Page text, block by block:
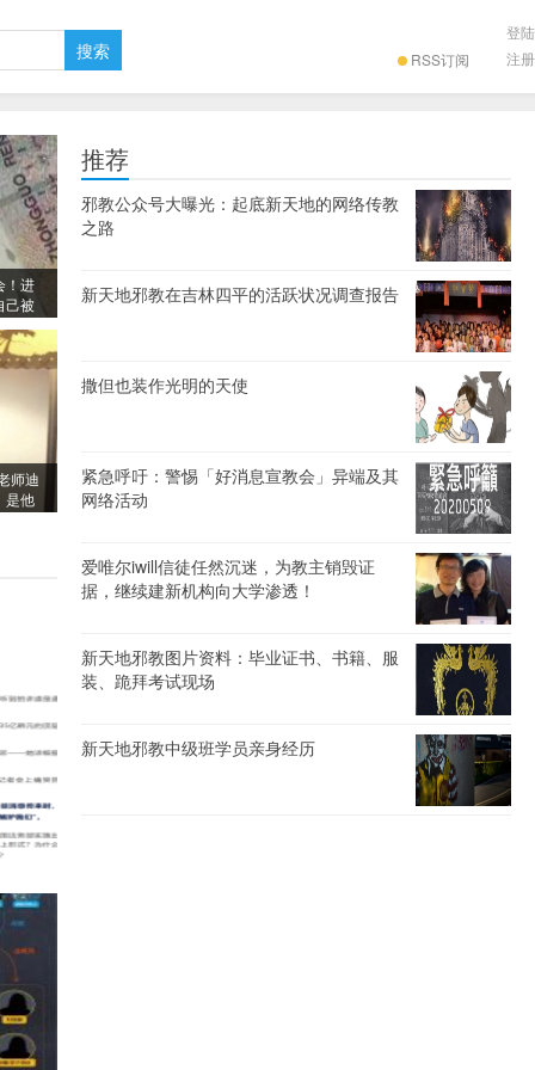
RSS订阅
登陆
注册
！进
己被
师迪
是他
推荐
邪教公众号大曝光：起底新天地的网络传教
之路
新天地邪教在吉林四平的活跃状况调查报告
撒但也装作光明的天使
紧急呼吁：警惕「好消息宣教会」异端及其
网络活动
爱唯尔iwill信徒任然沉迷，为教主销毁证
据，继续建新机构向大学渗透！
新天地邪教图片资料：毕业证书、书籍、服
装、跪拜考试现场
新天地邪教中级班学员亲身经历